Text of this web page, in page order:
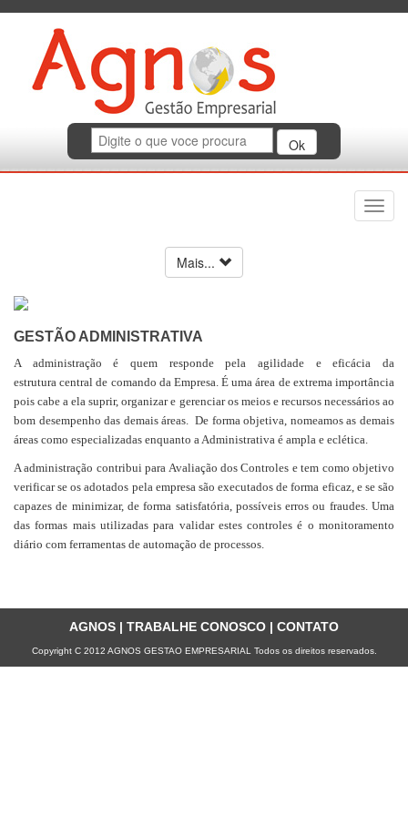
Mais...
GESTÃO ADMINISTRATIVA
A administração é quem respondepela agilidade e eficácia da
estrutura central de comando da Empresa. É uma área de extrema importância
pois cabe a ela suprir, organizar e gerenciar os meios e recursos necessários ao
bom desempenho das demais áreas. De forma objetiva, nomeamos as demais
áreas como especializadas enquanto a Administrativa é ampla e eclética.
A administração contribui para Avaliação dos Controles e tem como objetivo
verificar se os adotados pela empresa são executados de forma eficaz, e se são
capazes de minimizar, de forma satisfatória, possíveis erros ou fraudes. Uma
das formas mais utilizadas para validar estes controles é o monitoramento
diário com ferramentas de automação de processos.
AGNOS | TRABALHE CONOSCO | CONTATO
Copyright C 2012 AGNOS GESTAO EMPRESARIAL Todos os direitos reservados.